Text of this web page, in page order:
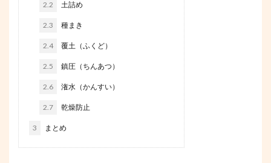
2.2 土詰め
2.3 種まき
2.4 覆土（ふくど）
2.5 鎮圧（ちんあつ）
2.6 潅水（かんすい）
2.7 乾燥防止
3 まとめ